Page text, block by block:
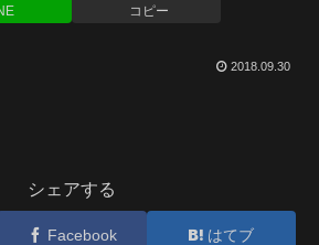
コピー
2018.09.30
シェアする
Facebook はてブ